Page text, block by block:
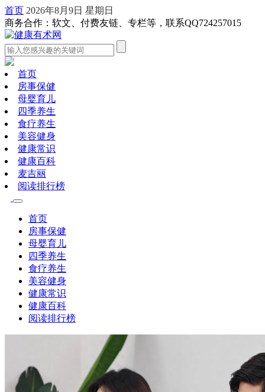
首页 2026年8月9日 星期日
商务合作：软文、付费友链、专栏等，联系QQ724257015
首页
房事保健
母婴育儿
四季养生
食疗养生
美容健身
健康常识
健康百科
麦吉丽
阅读排行榜
首页
房事保健
母婴育儿
四季养生
食疗养生
美容健身
健康常识
健康百科
阅读排行榜